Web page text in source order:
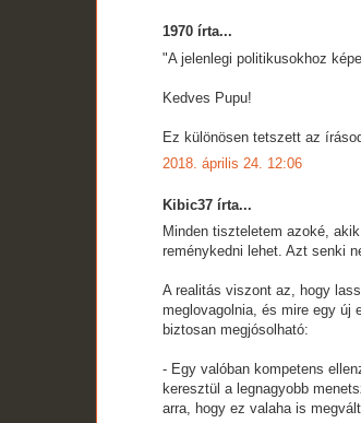
1970 írta...
"A jelenlegi politikusokhoz
Kedves Pupu!
Ez különösen tetszett az
2018. április 24. 12:06
Kibic37 írta...
Minden tiszteletem azoké,
reménykedni lehet. Azt senki
A realitás viszont az, hogy
meglovagolnia, és mire egy új
biztosan megjósolható:
- Egy valóban kompetens
keresztül a legnagyobb
arra, hogy ez valaha is